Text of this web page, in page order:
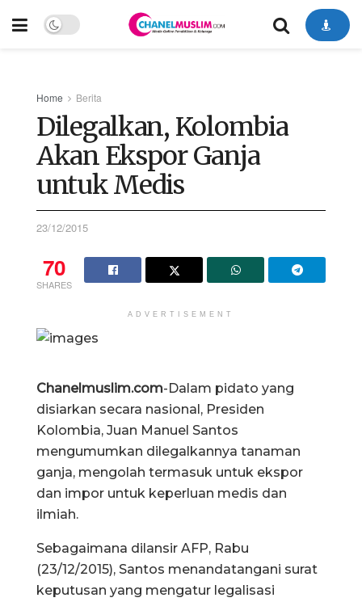
Home Berita
Dilegalkan, Kolombia
Akan Ekspor Ganja
untuk Medis
23/12/2015
70
SHARES
ADVERTISEMENT
Chanelmuslim.com-Dalam pidato yang
disiarkan secara nasional, Presiden
Kolombia, Juan Manuel Santos
mengumumkan dilegalkannya tanaman
ganja, mengolah termasuk untuk ekspor
dan impor untuk keperluan medis dan
ilmiah.
Sebagaimana dilansir AFP, Rabu
(23/12/2015), Santos menandatangani surat
keputusan yang mengatur legalisasi